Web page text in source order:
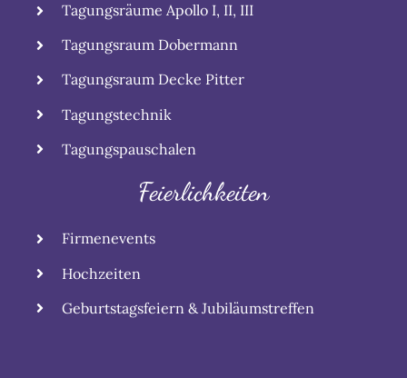
Tagungsräume Apollo I, II, III
Tagungsraum Dobermann
Tagungsraum Decke Pitter
Tagungstechnik
Tagungspauschalen
Feierlichkeiten
Firmenevents
Hochzeiten
Geburtstagsfeiern & Jubiläumstreffen